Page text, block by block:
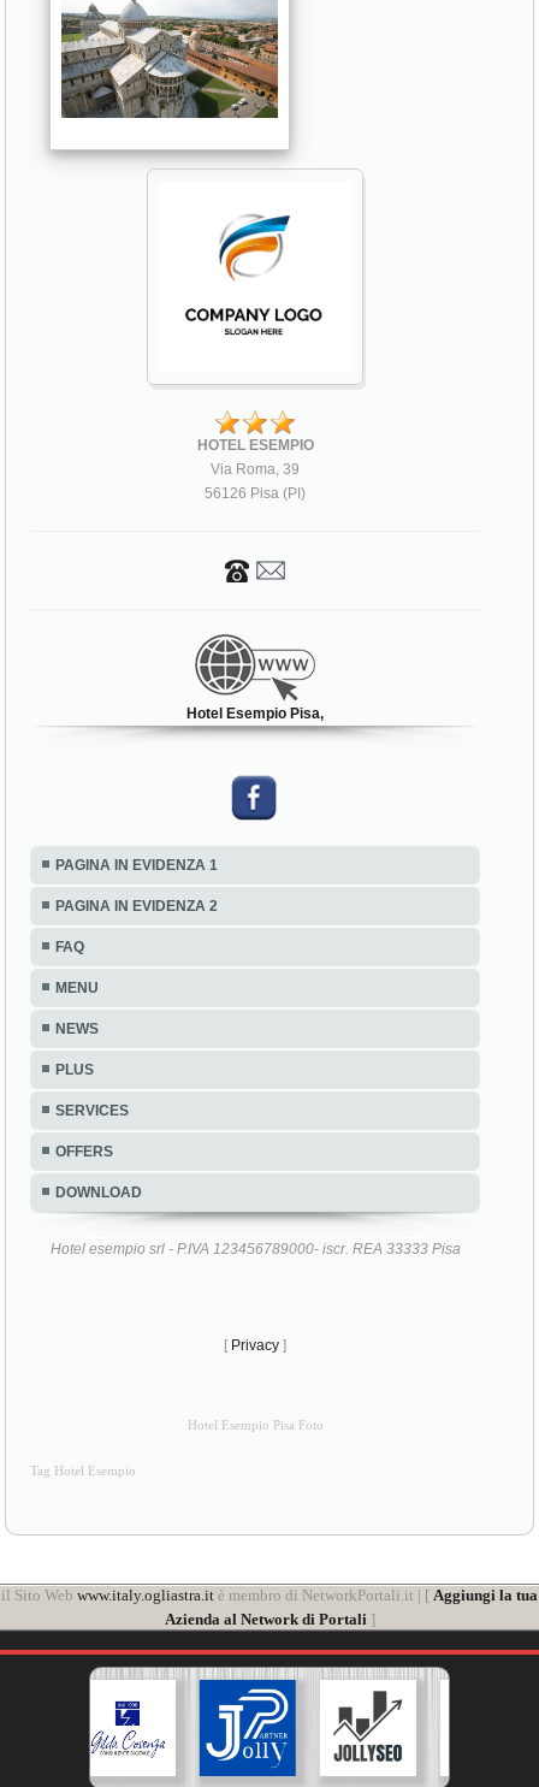
HOTEL ESEMPIO
Via Roma, 39
56126 Pisa (PI)
Hotel Esempio Pisa,
PAGINA IN EVIDENZA 1
PAGINA IN EVIDENZA 2
FAQ
MENU
NEWS
PLUS
SERVICES
OFFERS
DOWNLOAD
Hotel esempio srl - P.IVA 123456789000- iscr. REA 33333 Pisa
[ Privacy ]
Hotel Esempio Pisa Foto
Tag Hotel Esempio
il Sito Web www.italy.ogliastra.it è membro di NetworkPortali.it | [ Aggiungi la tua
Azienda al Network di Portali ]